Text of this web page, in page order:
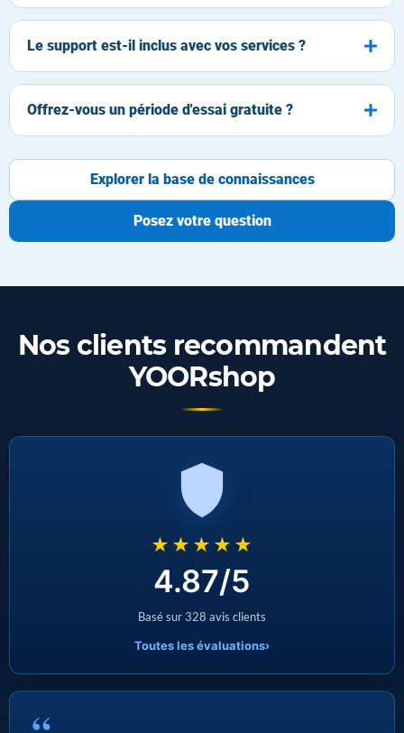
Le support est-il inclus avec vos services ?
Offrez-vous un période d'essai gratuite ?
Explorer la base de connaissances
Posez votre question
Nos clients recommandent
YOORshop
★★★★★
4.87/5
Basé sur 328 avis clients
Toutes les évaluations›